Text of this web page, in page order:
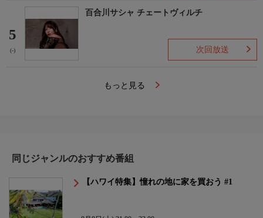
5
(-)
百合川サシャ チェートヴィルチ
次回放送
もっと見る
同じジャンルのおすすめ番組
【ハワイ特集】憧れの地に家を買おう #1